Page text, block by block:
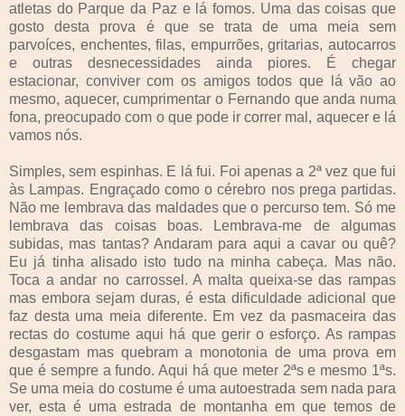
atletas do Parque da Paz e lá fomos. Uma das coisas que
gosto desta prova é que se trata de uma meia sem
parvoíces, enchentes, filas, empurrões, gritarias, autocarros
e outras desnecessidades ainda piores. É chegar
estacionar, conviver com os amigos todos que lá vão ao
mesmo, aquecer, cumprimentar o Fernando que anda numa
fona, preocupado com o que pode ir correr mal, aquecer e lá
vamos nós.
Simples, sem espinhas. E lá fui. Foi apenas a 2ª vez que fui
às Lampas. Engraçado como o cérebro nos prega partidas.
Não me lembrava das maldades que o percurso tem. Só me
lembrava das coisas boas. Lembrava-me de algumas
subidas, mas tantas? Andaram para aqui a cavar ou quê?
Eu já tinha alisado isto tudo na minha cabeça. Mas não.
Toca a andar no carrossel. A malta queixa-se das rampas
mas embora sejam duras, é esta dificuldade adicional que
faz desta uma meia diferente. Em vez da pasmaceira das
rectas do costume aqui há que gerir o esforço. As rampas
desgastam mas quebram a monotonia de uma prova em
que é sempre a fundo. Aqui há que meter 2ªs e mesmo 1ªs.
Se uma meia do costume é uma autoestrada sem nada para
ver, esta é uma estrada de montanha em que temos de